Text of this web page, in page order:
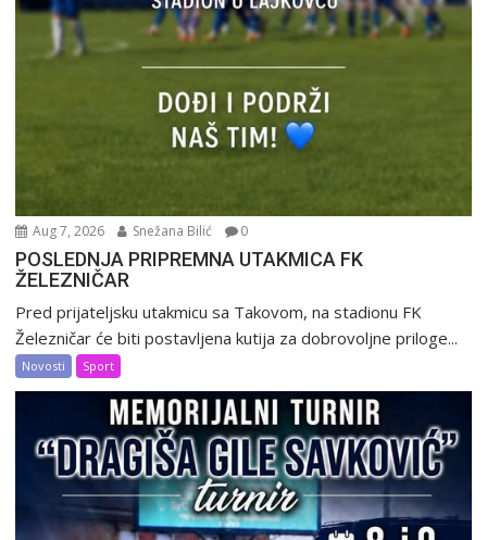
Aug 7, 2026 Snežana Bilić 0
POSLEDNJA PRIPREMNA UTAKMICA FK
ŽELEZNIČAR
Pred prijateljsku utakmicu sa Takovom, na stadionu FK
Železničar će biti postavljena kutija za dobrovoljne priloge...
Novosti Sport